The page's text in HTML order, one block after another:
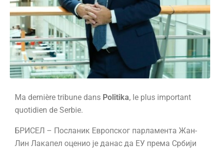
Ma dernière tribune dans Politika, le plus important
quotidien de Serbie.
БРИСЕЛ – Посланик Европског парламента Жан-
Лин Лакапел оценио је данас да ЕУ према Србији